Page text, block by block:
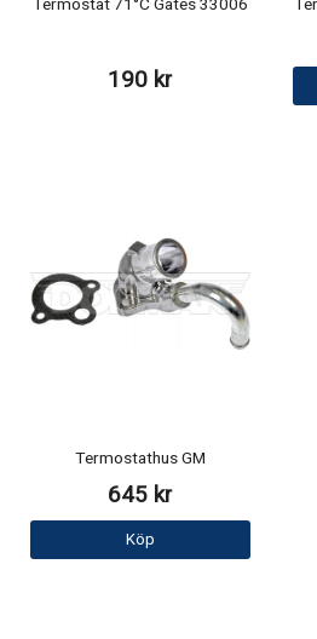
190 kr
Termostathus GM
645 kr
Köp